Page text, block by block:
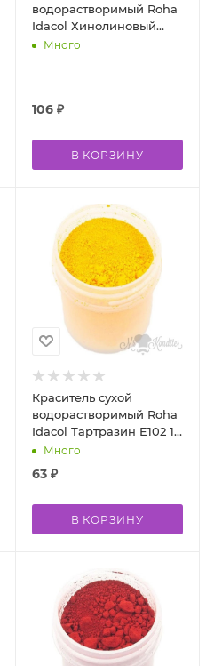
водорастворимый Roha
Idacol Хинолиновый
желтый 10 гр
Много
106₽
В КОРЗИНУ
Краситель сухой
водорастворимый Roha
Idacol Тартразин E102 10
грМного
63₽
В КОРЗИНУ